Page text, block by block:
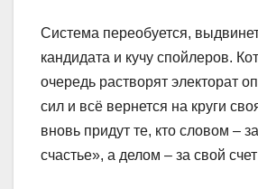
Система переобуется,
кандидата и кучу спойлеров.
очередь растворят электорат
сил и всё вернется на круги
вновь придут те, кто словом –
счастье», а делом – за свой